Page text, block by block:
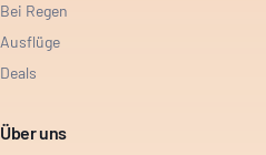
Bei Regen
Ausflüge
Deals
Über uns